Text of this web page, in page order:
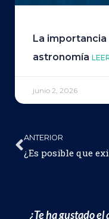
La
astronomía
junio 2, 2026
ANTERIOR
¿Te ha gustado